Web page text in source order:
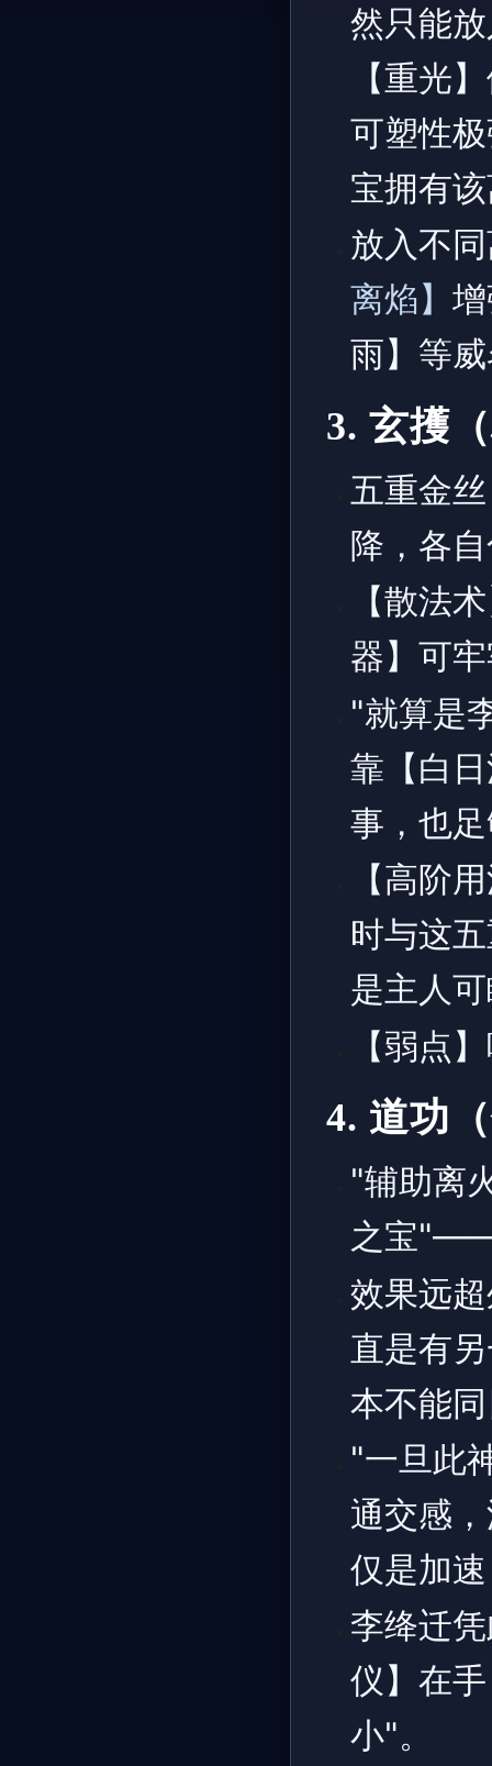
然只能
【重光
可塑性
宝拥有
放入不
离焰】
雨】等
3. 玄擭
五重金
降，各
【散法
器】可
"就算是
靠【白
事，也
【高阶
时与这
是主人
【弱点
4. 道功
"辅助离
之宝"——
效果远
直是有
本不能
"一旦此
通交感
仅是加
李绛迁
仪】在
小"。